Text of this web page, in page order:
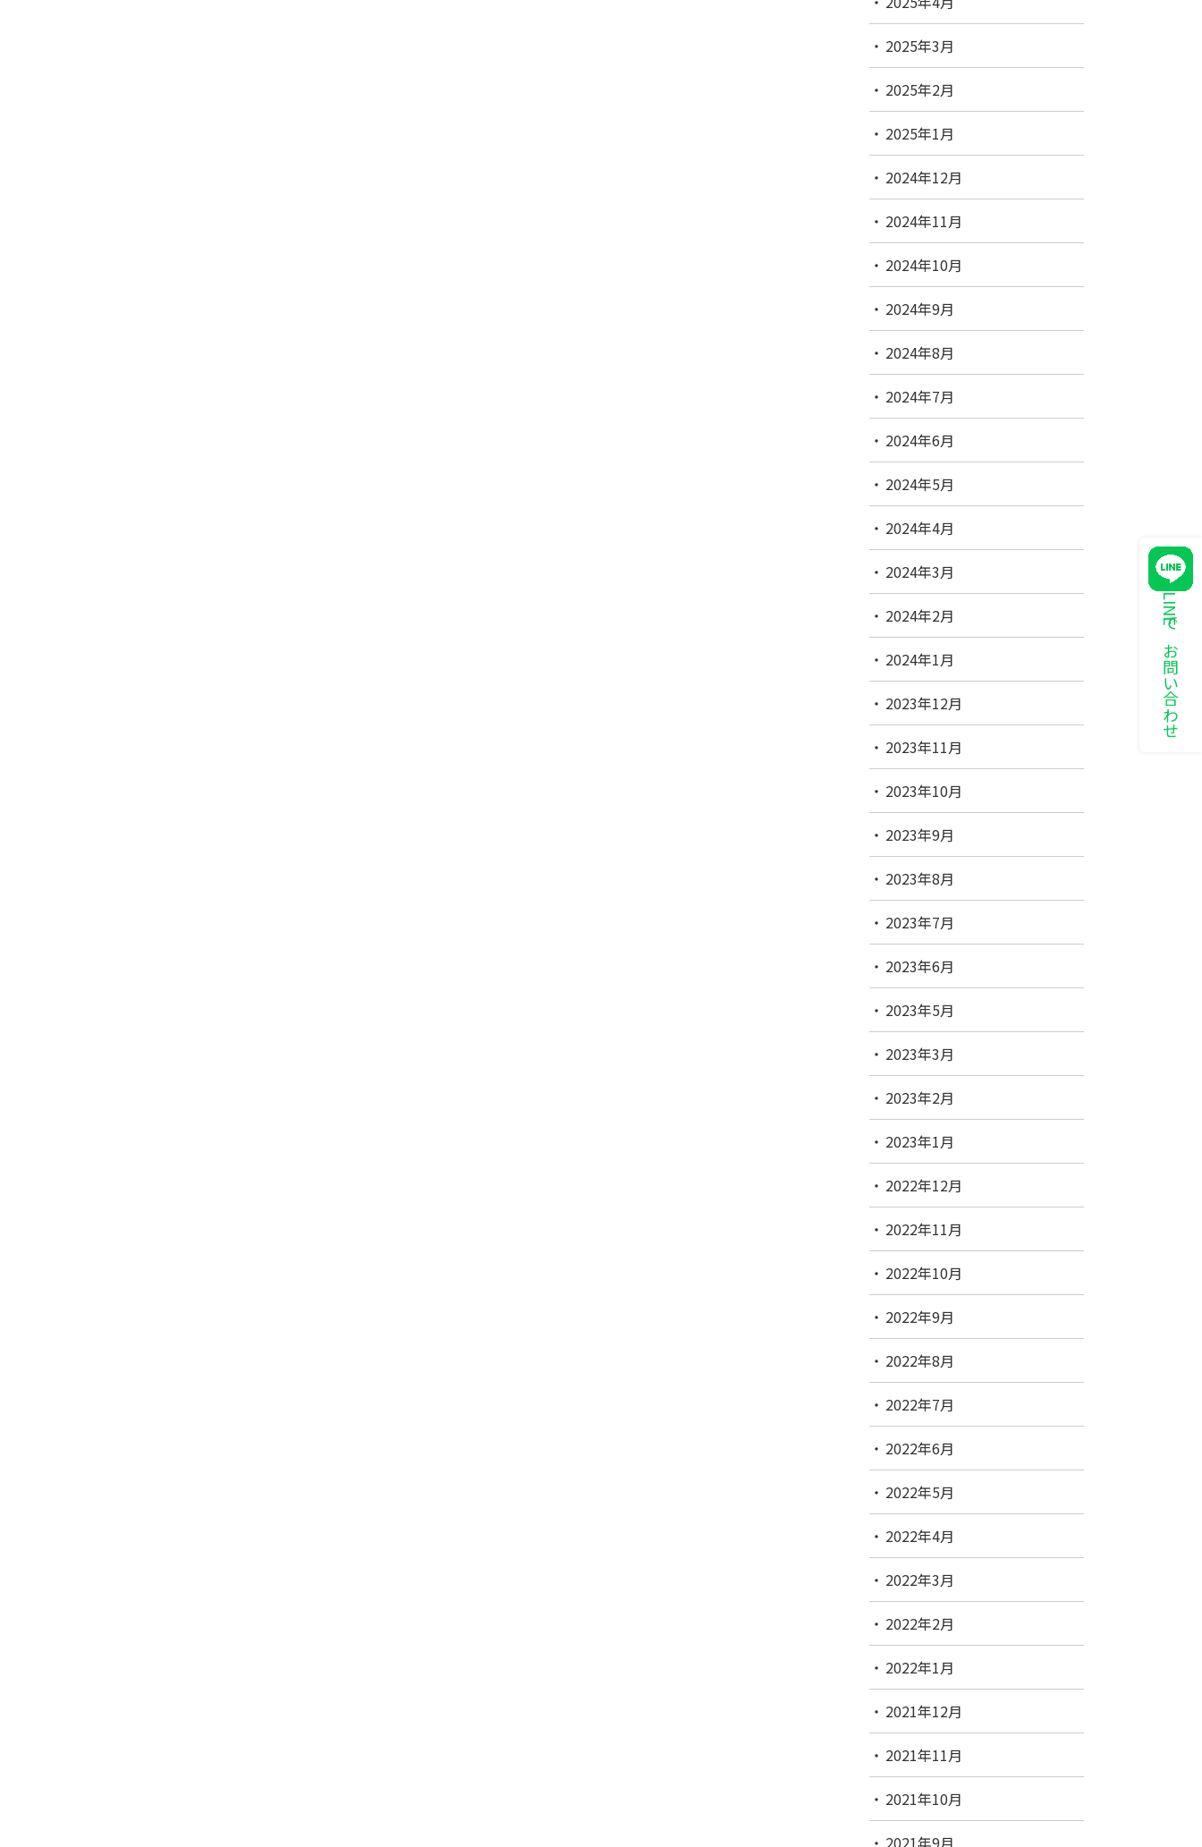
LINEでお問い合わせ
2025年3月
2025年2月
2025年1月
2024年12月
2024年11月
2024年10月
2024年9月
2024年8月
2024年7月
2024年6月
2024年5月
2024年4月
2024年3月
2024年2月
2024年1月
2023年12月
2023年11月
2023年10月
2023年9月
2023年8月
2023年7月
2023年6月
2023年5月
2023年3月
2023年2月
2023年1月
2022年12月
2022年11月
2022年10月
2022年9月
2022年8月
2022年7月
2022年6月
2022年5月
2022年4月
2022年3月
2022年2月
2022年1月
2021年12月
2021年11月
2021年10月
2021年9月